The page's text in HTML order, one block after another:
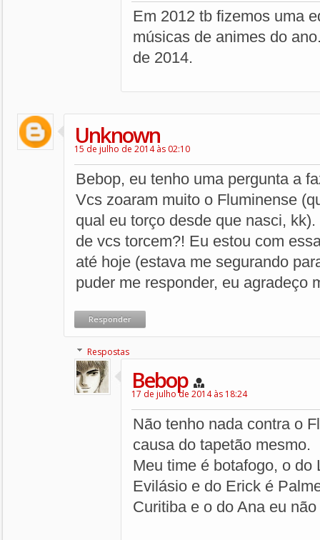
Em 2012 tb fizemos uma
músicas de animes do
de 2014.
Unknown
15 de julho de 2014 às 02:10
Bebop, eu tenho uma pergunta a
Vcs zoaram muito o Fluminense
qual eu torço desde que nasci,
de vcs torcem?! Eu estou com
até hoje (estava me segurando
puder me responder, eu agradeço
Responder
Respostas
Bebop
17 de julho de 2014 às 18:24
Não tenho nada contra o
causa do tapetão mesmo.
Meu time é botafogo, o do
Evilásio e do Erick é
Curitiba e o do Ana eu